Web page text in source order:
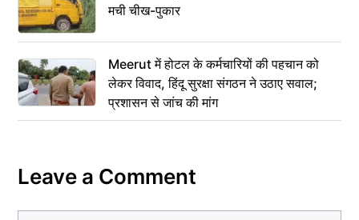
मची चीख-पुकार
Meerut में होटल के कर्मचारियों की पहचान को
लेकर विवाद, हिंदू सुरक्षा संगठन ने उठाए सवाल;
प्रशासन से जांच की मांग
Leave a Comment